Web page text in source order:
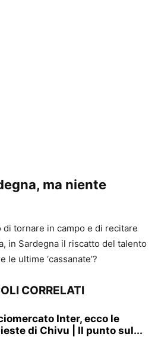
ma niente
di tornare in campo e di recitare
in Sardegna il riscatto del talento
ultime ‘cassanate’?
CORRELATI
Inter, ecco le
di Chivu | Il punto sul...